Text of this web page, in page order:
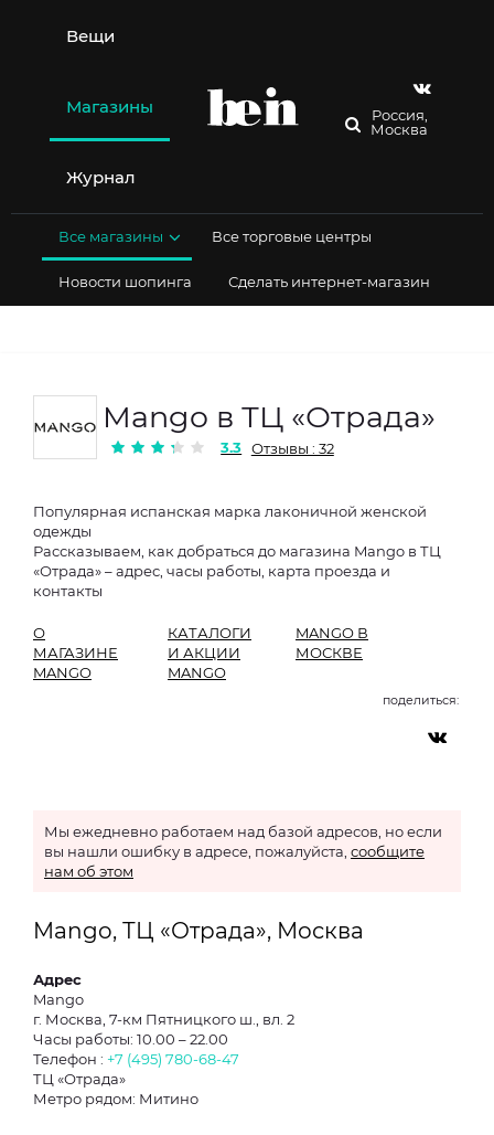
содержимому
Вещи
Магазины
Журнал
Россия,
Москва
Все магазины Все торговые центры
Новости шопинга Сделать интернет-магазин
Mango в ТЦ «Отрада»
3.3 Отзывы : 32
Популярная испанская марка лаконичной женской
одежды
Рассказываем, как добраться до магазина Mango в ТЦ
«Отрада» – адрес, часы работы, карта проезда и
контакты
О
МАГАЗИНЕ
MANGO
КАТАЛОГИ
И АКЦИИ
MANGO
MANGO В
МОСКВЕ
поделиться:
Мы ежедневно работаем над базой адресов, но если
вы нашли ошибку в адресе, пожалуйста, сообщите
нам об этом
Mango, ТЦ «Отрада», Москва
Адрес
Mango
г. Москва, 7-км Пятницкого ш., вл. 2
Часы работы: 10.00 – 22.00
Телефон : +7 (495) 780-68-47
ТЦ «Отрада»
Метро рядом: Митино